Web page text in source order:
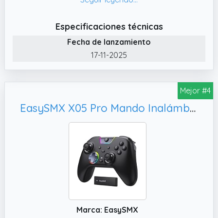
parte trasera para simplificar las
M1/M2: (M1/M2 = cualquier
A/B/X/Y/L/ZL/R/ZR/L3/R3/Dpad, hasta 16
botones). Los botones de la parte trasera
trasera, lo que permite a los jugadores
mantener los dedos libres y sumergirse en la
✔️ Tres modos de conectividad/dos modos
de entrada El mando AceGamer para PC
está equipado con un dongle inalámbrico de
2,4 GHz que permite la conectividad
Bluetooth, la conectividad USBC por cable y
la conectividad con receptor inalámbrico de
2,4 GHz. Puedes cambiar libremente los
Especificaciones técnicas
Fecha de lanzamiento
17-11-2025
Mejor #4
EasySMX X05 Pro Mando Inalámbrico para PC – Gatillos de 2 Etapas Mejorados,Negro
Marca: EasySMX